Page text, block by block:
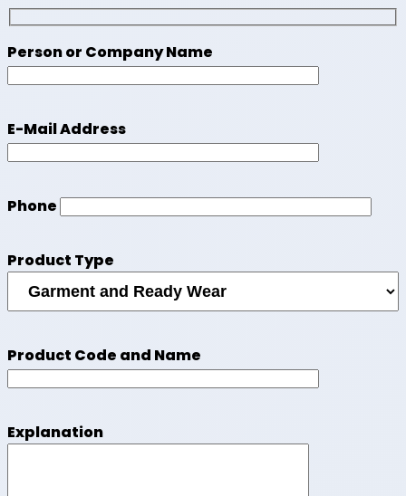
Person or Company Name
E-Mail Address
Phone
Product Type
Product Code and Name
Explanation